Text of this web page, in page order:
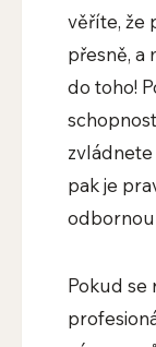
věříte, že
přesně, a
do toho!
pak je
Pokud se